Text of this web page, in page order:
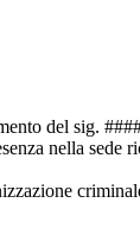
del sig.
nella sede